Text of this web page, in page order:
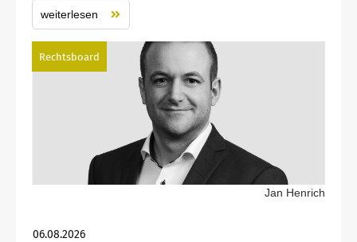
weiterlesen
Rechtsboard
Jan Henrich
06.08.2026